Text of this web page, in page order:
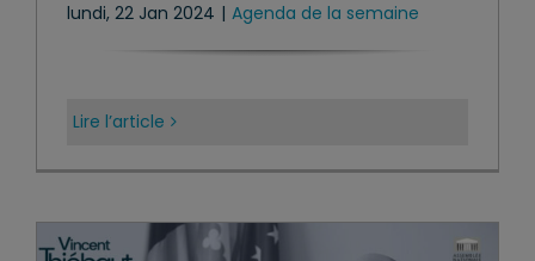
lundi, 22 Jan 2024 | Agenda de la semaine
Lire l’article